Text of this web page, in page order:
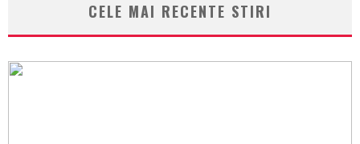
CELE MAI RECENTE STIRI